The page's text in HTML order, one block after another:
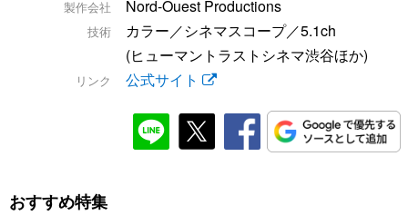
製作会社 Nord-Ouest Productions
技術
カラー／シネマスコープ／5.1ch
(ヒューマントラストシネマ渋谷ほか)
リンク 公式サイト
おすすめ特集